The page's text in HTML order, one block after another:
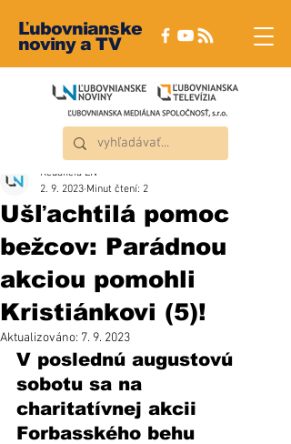
Ľubovnianske
noviny a TV
Ušľachtilá pomoc
bežcov: Parádnou
akciou pomohli
Kristiánkovi (5)!
Redakcia ĽN
2. 9. 2023 Minut čtení: 2
Aktualizováno: 7. 9. 2023
V poslednú augustovú
sobotu sa na
charitatívnej akcii
Forbasského behu